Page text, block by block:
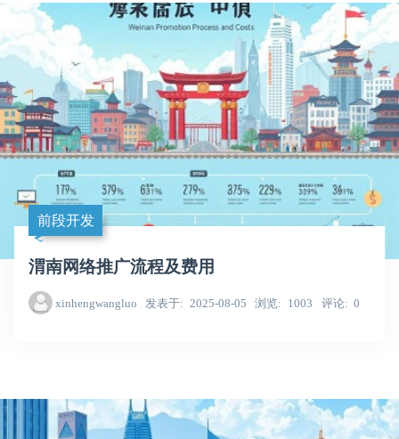
前段开发
渭南网络推广流程及费用
xinhengwangluo 发表于 2025-08-05 浏览 1003 评论 0